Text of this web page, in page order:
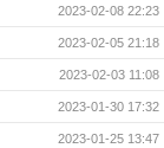
2023-02-08 22:23
2023-02-05 21:18
2023-02-03 11:08
2023-01-30 17:32
2023-01-25 13:47